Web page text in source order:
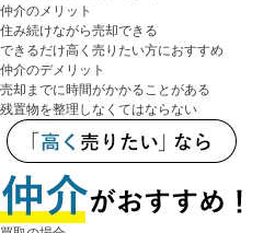
仲介のメリット
住み続けながら売却できる
できるだけ高く売りたい方におすすめ
仲介のデメリット
売却までに時間がかかることがある
残置物を整理しなくてはならない